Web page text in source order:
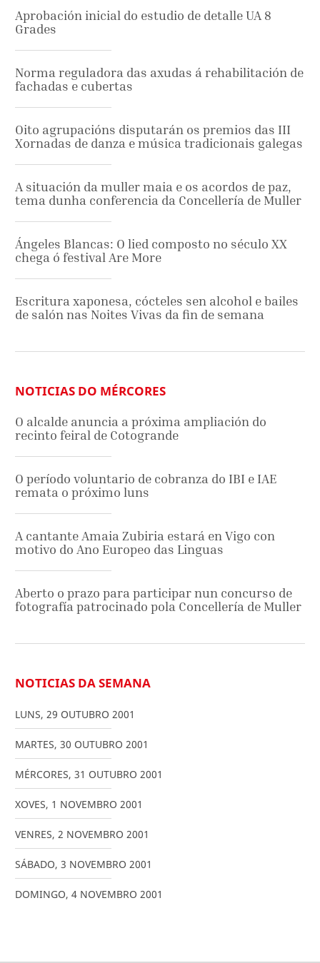
Aprobación inicial do estudio de detalle UA 8
Grades
Norma reguladora das axudas á rehabilitación de
fachadas e cubertas
Oito agrupacións disputarán os premios das III
Xornadas de danza e música tradicionais galegas
A situación da muller maia e os acordos de paz,
tema dunha conferencia da Concellería de Muller
Ángeles Blancas: O lied composto no século XX
chega ó festival Are More
Escritura xaponesa, cócteles sen alcohol e bailes
de salón nas Noites Vivas da fin de semana
NOTICIAS DO MÉRCORES
O alcalde anuncia a próxima ampliación do
recinto feiral de Cotogrande
O período voluntario de cobranza do IBI e IAE
remata o próximo luns
A cantante Amaia Zubiria estará en Vigo con
motivo do Ano Europeo das Linguas
Aberto o prazo para participar nun concurso de
fotografía patrocinado pola Concellería de Muller
NOTICIAS DA SEMANA
LUNS, 29 OUTUBRO 2001
MARTES, 30 OUTUBRO 2001
MÉRCORES, 31 OUTUBRO 2001
XOVES, 1 NOVEMBRO 2001
VENRES, 2 NOVEMBRO 2001
SÁBADO, 3 NOVEMBRO 2001
DOMINGO, 4 NOVEMBRO 2001